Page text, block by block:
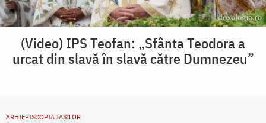
(Video) IPS Teofan: „Sfânta Teodora a
urcat din slavă în slavă către Dumnezeu”
ARHIEPISCOPIA IAŞILOR